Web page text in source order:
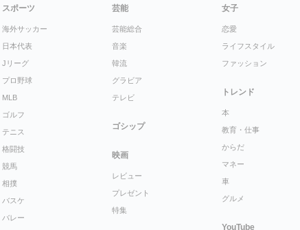
スポーツ
海外サッカー
日本代表
Jリーグ
プロ野球
MLB
ゴルフ
テニス
格闘技
競馬
相撲
バスケ
バレー
芸能
芸能総合
音楽
韓流
グラビア
テレビ
ゴシップ
映画
レビュー
プレゼント
特集
女子
恋愛
ライフスタイル
ファッション
トレンド
本
教育・仕事
からだ
マネー
車
グルメ
YouTube